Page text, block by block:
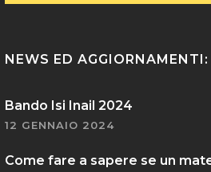
NEWS ED AGGIORNAMENTI:
Bando Isi Inail 2024
12 GENNAIO 2024
Come fare a sapere se un